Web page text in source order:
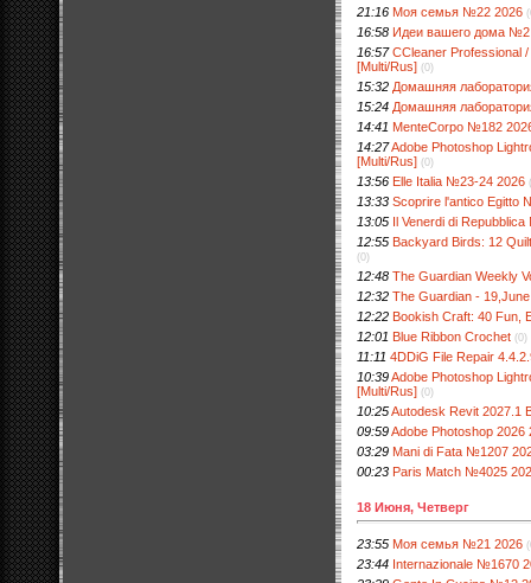
21:16 Моя семья №22 2026
16:58 Идеи вашего дома №2
16:57 CCleaner Professional
[Multi/Rus] (0)
15:32 Домашняя
15:24 Домашняя
14:41 MenteCorpo №182
14:27Adobe Photoshop
[Multi/Rus] (0)
13:56 Elle Italia №23-24 2026
13:33 Scoprire l'antico Egitto
13:05 Il Venerdi di
12:55 Backyard Birds: 12
(0)
12:48 The Guardian Weekly
12:32 The Guardian -
12:22 Bookish Craft: 40 Fun,
12:01 Blue Ribbon Crochet (0)
11:11 4DDiG File Repair
10:39Adobe Photoshop
[Multi/Rus] (0)
10:25Autodesk Revit 2027.1
09:59Adobe Photoshop 2026
03:29 Mani di Fata №1207
00:23 Paris Match №4025
18 Июня, Четверг
23:55 Моя семья №21 2026
23:44 Internazionale №1670